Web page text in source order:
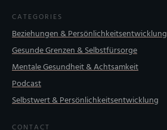
CATEGORIES
Beziehungen & Persönlichkeitsentwicklung
Gesunde Grenzen & Selbstfürsorge
Mentale Gesundheit & Achtsamkeit
Podcast
Selbstwert & Persönlichkeitsentwicklung